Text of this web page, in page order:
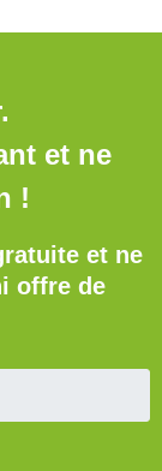
et ne
!
et ne
offre de